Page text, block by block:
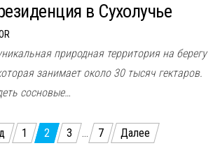
в Сухолучье
природная территория на берегу
занимает около 30 тысяч гектаров.
сосновые…
1 2 3 … 7 Далее